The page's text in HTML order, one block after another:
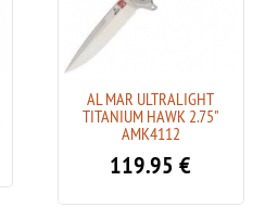
AL MAR ULTRALIGHT
TITANIUM HAWK 2.75"
AMK4112
119.95 €